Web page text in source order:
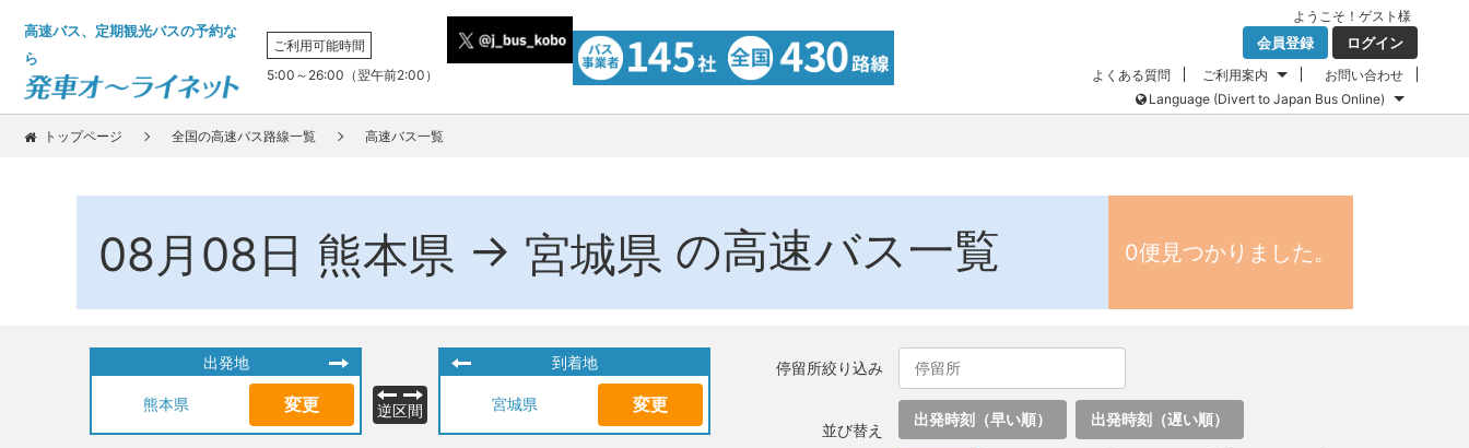
高速バス、定期観光バスの予約な
ら
ご利用可能時間
5:00～26:00（翌午前2:00）
ようこそ！ ゲスト 様
会員登録 ログイン
よくある質問 ご利用案内
お問い合わせ
Language (Divert to Japan Bus Online)
トップページ 全国の高速バス路線一覧 高速バス一覧
08月08日 熊本県 → 宮城県 の高速バス一覧 0便見つかりました。
出発地
熊本県 変更 逆区間
到着地
宮城県 変更
停留所絞り込み
並び替え
出発時刻（早い順） 出発時刻（遅い順）